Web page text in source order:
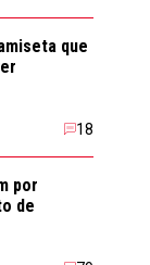
que
18
por
de